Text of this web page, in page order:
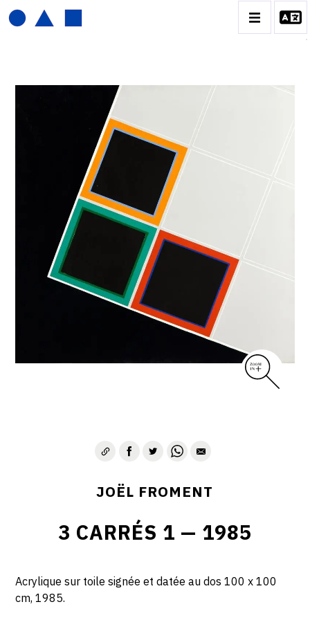
JOËL FROMENT
BIOGRAPHIE
CATALOGUE DES OEUVRES
CONTACT
JOËL FROMENT
3 CARRÉS 1 — 1985
Acrylique sur toile signée et datée au dos 100 x 100
cm, 1985.